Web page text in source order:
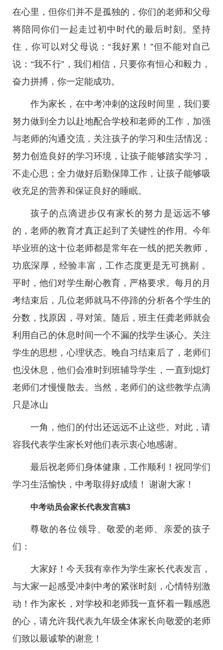
在心里，但你们并不是孤独的，你们的老师和父母
将陪同你们一起走过初中时代的最后时刻。坚持
住，你可以对父母说：“我好累！”但不能对自己
说：“我不行”，我们相信，只要你有恒心和毅力，
奋力拼搏，你一定能成功。
作为家长，在中考冲刺的这段时间里，我们要
努力做到全力以赴地配合学校和老师的工作，加强
与老师的沟通交流，关注孩子的学习和生活情况；
努力创造良好的学习环境，让孩子能够踏实学习，
不走心思；全力做好后勤保障工作，让孩子能够吸
收充足的营养和保证良好的睡眠。
孩子的点滴进步仅有家长的努力是远远不够
的，老师的教育才真正起到了关键性的作用。今年
毕业班的这十位老师都是常年在一线的把关教师，
功底深厚，经验丰富，工作态度更是无可挑剔 。
平时，他们对学生耐心教育，严格要求。每月的月
考结束后，几位老师就马不停蹄的分析各个学生的
分数，找原因，寻对策。随后，班主任龚老师就会
利用自己的休息时间一个不漏的找学生谈心。关注
学生的思想，心理状态。晚自习结束后了，老师们
也没休息，他们会准时到班辅导学生，一直到熄灯
老师们才慢慢散去。当然，老师们的这些教学点滴
只是冰山
一角，他们的付出还远远不止这些。对此，请
容我代表学生家长对他们表示衷心地感谢。
最后祝老师们身体健康，工作顺利！祝同学们
学习生活愉快，中考取得好成绩！ 谢谢大家！
中考动员会家长代表发言稿3
尊敬的各位领导、敬爱的老师、亲爱的孩子
们：
大家好！今天我有幸作为学生家长代表发言，
与大家一起感受冲刺中考的紧张时刻，心情特别激
动！作为家长，对学校和老师我一直怀着一颗感恩
的心，请允许我代表九年级全体家长向敬爱的老师
们致以最诚挚的谢意！